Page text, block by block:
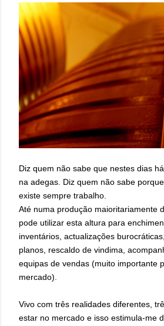
Diz quem não sabe que nestes dias
na adegas. Diz quem não sabe
existe sempre trabalho.
Até numa produção maioritariamente
pode utilizar esta altura para
inventários, actualizações
planos, rescaldo de vindima,
equipas de vendas (muito importante
mercado).
Vivo com três realidades diferentes,
estar no mercado e isso estimula-me